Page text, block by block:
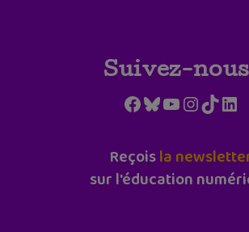
Suivez-nous
Facebook
Bluesky
YouTube
TikTok
Reçoisla
sur l'éducation